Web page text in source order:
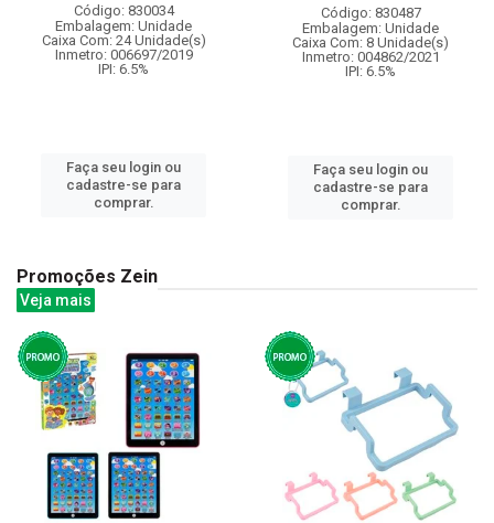
Código: 830034
Embalagem: Unidade
Caixa Com: 24 Unidade(s)
Inmetro: 006697/2019
IPI: 6.5%
Faça seu login ou
cadastre-se para
comprar.
Código: 830487
Embalagem: Unidade
Caixa Com: 8 Unidade(s)
Inmetro: 004862/2021
IPI: 6.5%
Faça seu login ou
cadastre-se para
comprar.
Promoções Zein
Veja mais